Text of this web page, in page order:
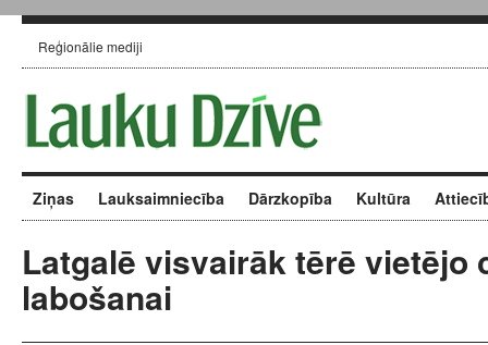
Reģionālie mediji
Ziņas Lauksaimniecība Dārzkopība Kultūra
Latgalē visvairāk tērē vietējo
labošanai